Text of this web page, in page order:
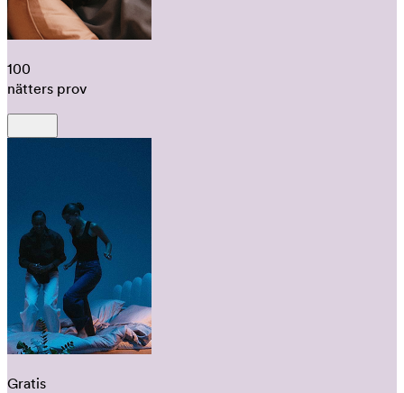
100
nätters prov
Gratis